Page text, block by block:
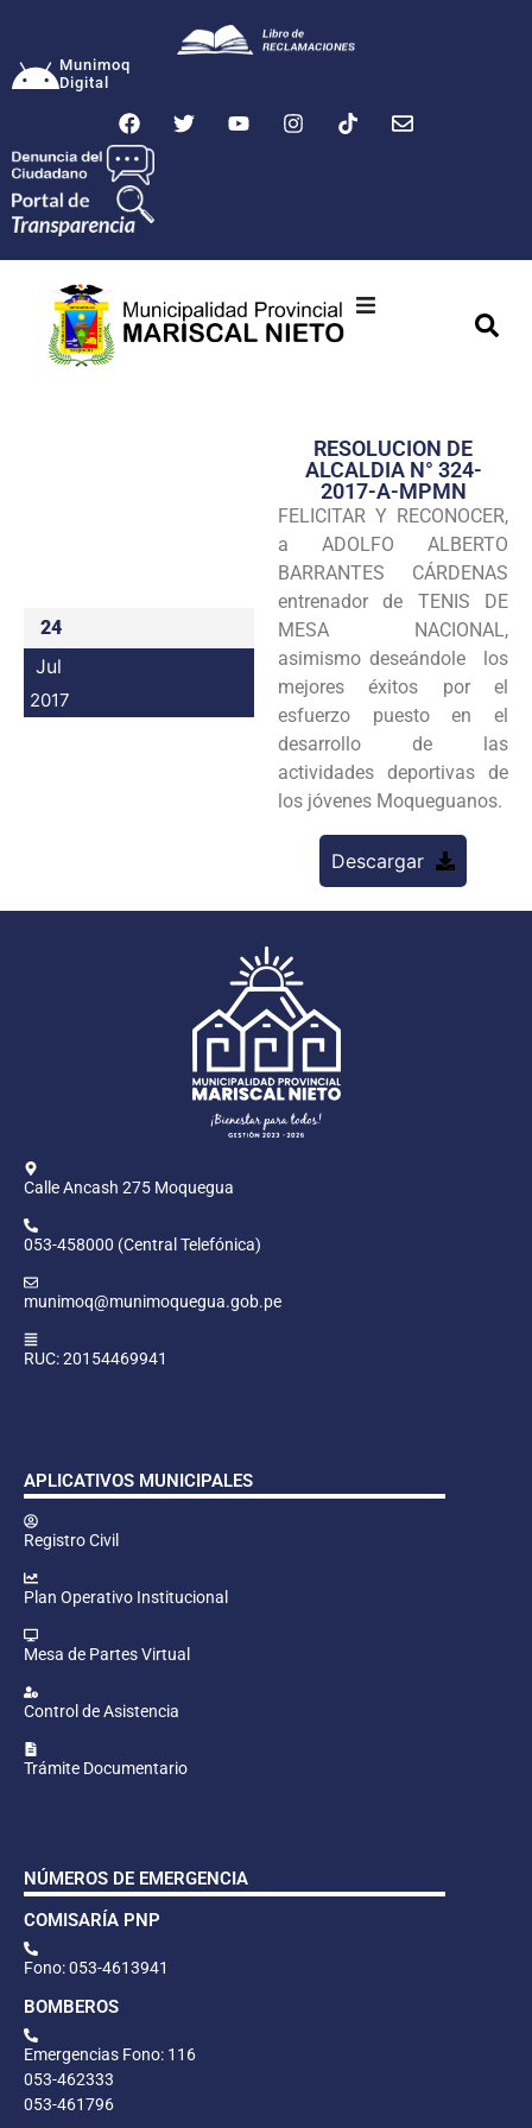
Munimoq
Digital
Transparencia
Seguridad
Programas
Intranet
24
Jul
2017
RESOLUCION DE
ALCALDIA N° 324-
2017-A-MPMN
FELICITAR Y RECONOCER,
a ADOLFO ALBERTO
BARRANTES CÁRDENAS
entrenador de TENIS DE
MESA NACIONAL,
asimismo deseándole los
mejores éxitos por el
esfuerzo puesto en el
desarrollo de las
actividades deportivas de
los jóvenes Moqueguanos.
Descargar
Calle Ancash 275 Moquegua
053-458000 (Central Telefónica)
munimoq@munimoquegua.gob.pe
RUC: 20154469941
APLICATIVOS MUNICIPALES
Registro Civil
Plan Operativo Institucional
Mesa de Partes Virtual
Control de Asistencia
Trámite Documentario
NÚMEROS DE EMERGENCIA
COMISARÍA PNP
Fono: 053-4613941
BOMBEROS
Emergencias Fono: 116
053-462333
053-461796